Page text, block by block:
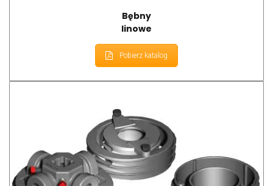
Bębny
linowe
Pobierz katalog